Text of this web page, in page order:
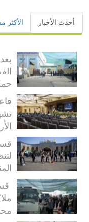
أحدث الأخبار الأكثر